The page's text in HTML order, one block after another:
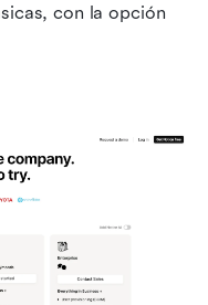
con la opción